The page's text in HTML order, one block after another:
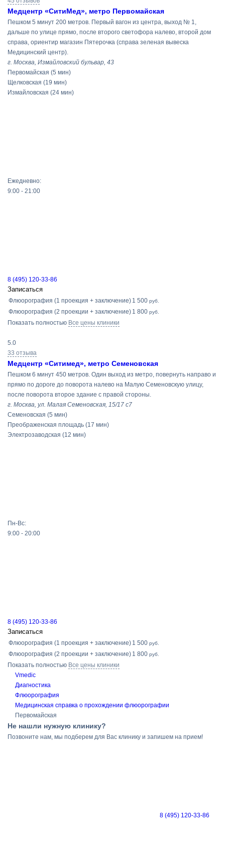
Медцентр «СитиМед», метро Первомайская
Пешком 5 минут 200 метров. Первый вагон из центра, выход № 1,
дальше по улице прямо, после второго светофора налево, второй дом
справа, ориентир магазин Пятерочка (справа зеленая вывеска
Медицинский центр).
г. Москва, Измайловский бульвар, 43
Первомайская (5 мин)
Щелковская (19 мин)
Измайловская (24 мин)
Ежедневно:
9:00 - 21:00
8 (495) 120-33-86
Записаться
Флюорография (1 проекция + заключение) 1 500 руб.
Флюорография (2 проекции + заключение) 1 800 руб.
Показать полностью Все цены клиники
5.0
33 отзыва
Медцентр «Ситимед», метро Семеновская
Пешком 6 минут 450 метров. Один выход из метро, повернуть направо и
прямо по дороге до поворота налево на Малую Семеновскую улицу,
после поворота второе здание с правой стороны.
г. Москва, ул. Малая Семеновская, 15/17 с7
Семеновская (5 мин)
Преображенская площадь (17 мин)
Электрозаводская (12 мин)
Пн-Вс:
9:00 - 20:00
8 (495) 120-33-86
Записаться
Флюорография (1 проекция + заключение) 1 500 руб.
Флюорография (2 проекции + заключение) 1 800 руб.
Показать полностью Все цены клиники
Vmedic
Диагностика
Флюорография
Медицинская справка о прохождении флюорографии
Первомайская
Не нашли нужную клинику?
Позвоните нам, мы подберем для Вас клинику и запишем на прием!
8 (495) 120-33-86